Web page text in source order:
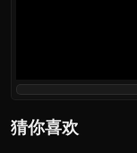
猜你喜欢